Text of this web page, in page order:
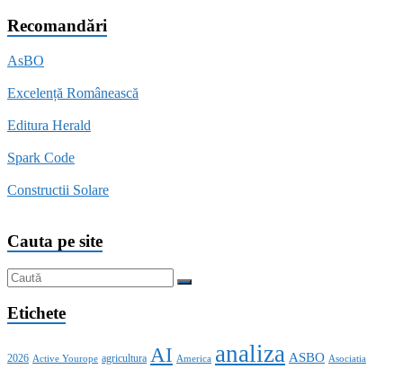
Recomandări
AsBO
Excelență Românească
Editura Herald
Spark Code
Constructii Solare
Cauta pe site
Etichete
2026 Active Yourope agricultura AI America analiza ASBO Asociatia